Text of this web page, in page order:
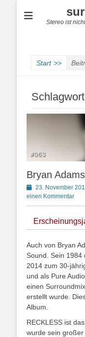
Stereo ist
Start >>
Bryan
Posted
on
23. November
einen Kommentar
Auch von Bryan
Sound. Sein 1984
2014 zum 30-
und als Pure
einen
erstellt wurde.
Album.
RECKLESS ist
wurde sein